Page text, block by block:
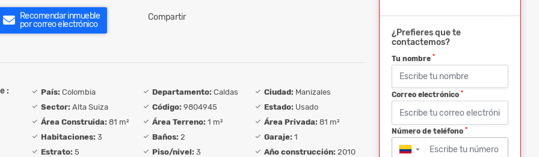
Recomendar inmueble
por correo electrónico
Compartir
: País: Colombia Departamento: Caldas Ciudad: Manizales
Sector: Alta Suiza Código: 9804945 Estado: Usado
Área Construida: 81 m² Área Terreno: 1 m² Área Privada: 81 m²
Habitaciones: 3 Baños: 2 Garaje: 1
Estrato: 5 Piso/nivel: 3 Año construcción: 2010
¿Prefieres que te
contactemos?
Tu nombre *
Correo electrónico *
Número de teléfono *
▼